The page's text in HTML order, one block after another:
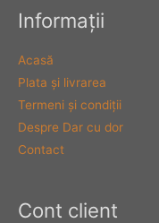
Informaţii
Acasă
Plata şi livrarea
Termeni şi condiţii
Despre Dar cu dor
Contact
Cont client